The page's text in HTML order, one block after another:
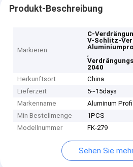
Produkt-Beschreibung
Markieren
C-
V-Schlitz-
,
2040
Herkunftsort
China
Lieferzeit
5~15days
Markenname
Aluminum
Min Bestellmenge
1PCS
Modellnummer
FK-279
Sehen Sie